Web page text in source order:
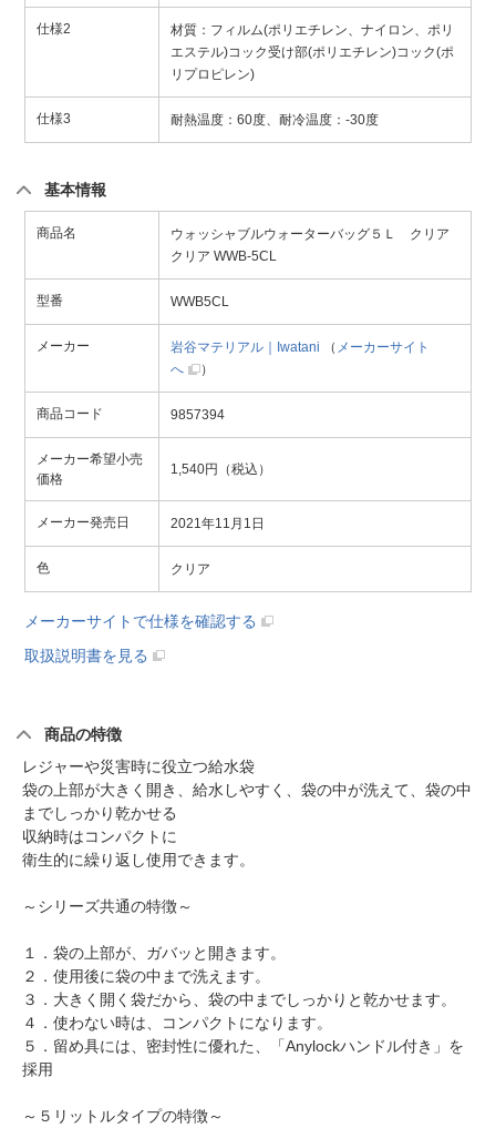
仕様2
材質：フィルム(ポリエチレン、ナイロン、ポリ
エステル)コック受け部(ポリエチレン)コック(ポ
リプロピレン)
仕様3 耐熱温度：60度、耐冷温度：-30度
基本情報
商品名
ウォッシャブルウォーターバッグ５Ｌ クリア
クリア WWB-5CL
型番 WWB5CL
メーカー 岩谷マテリアル｜Iwatani （ メーカーサイト
へ
）
商品コード 9857394
メーカー希望小売
価格
1,540円（税込）
メーカー発売日 2021年11月1日
色 クリア
メーカーサイトで仕様を確認する
取扱説明書を見る
商品の特徴
レジャーや災害時に役立つ給水袋
袋の上部が大きく開き、給水しやすく、袋の中が洗えて、袋の中
までしっかり乾かせる
収納時はコンパクトに
衛生的に繰り返し使用できます。
～シリーズ共通の特徴～
１．袋の上部が、ガバッと開きます。
２．使用後に袋の中まで洗えます。
３．大きく開く袋だから、袋の中までしっかりと乾かせます。
４．使わない時は、コンパクトになります。
５．留め具には、密封性に優れた、「Anylockハンドル付き」を
採用
～５リットルタイプの特徴～